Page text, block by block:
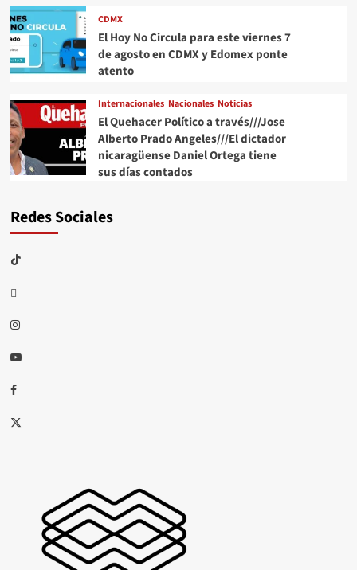
CDMX
El Hoy No Circula para este viernes 7
de agosto en CDMX y Edomex ponte
atento
Internacionales Nacionales Noticias
El Quehacer Político a través///Jose
Alberto Prado Angeles///El dictador
nicaragüense Daniel Ortega tiene
sus días contados
Redes Sociales
TikTok
threads
Instagram
Youtube
Facebook
X